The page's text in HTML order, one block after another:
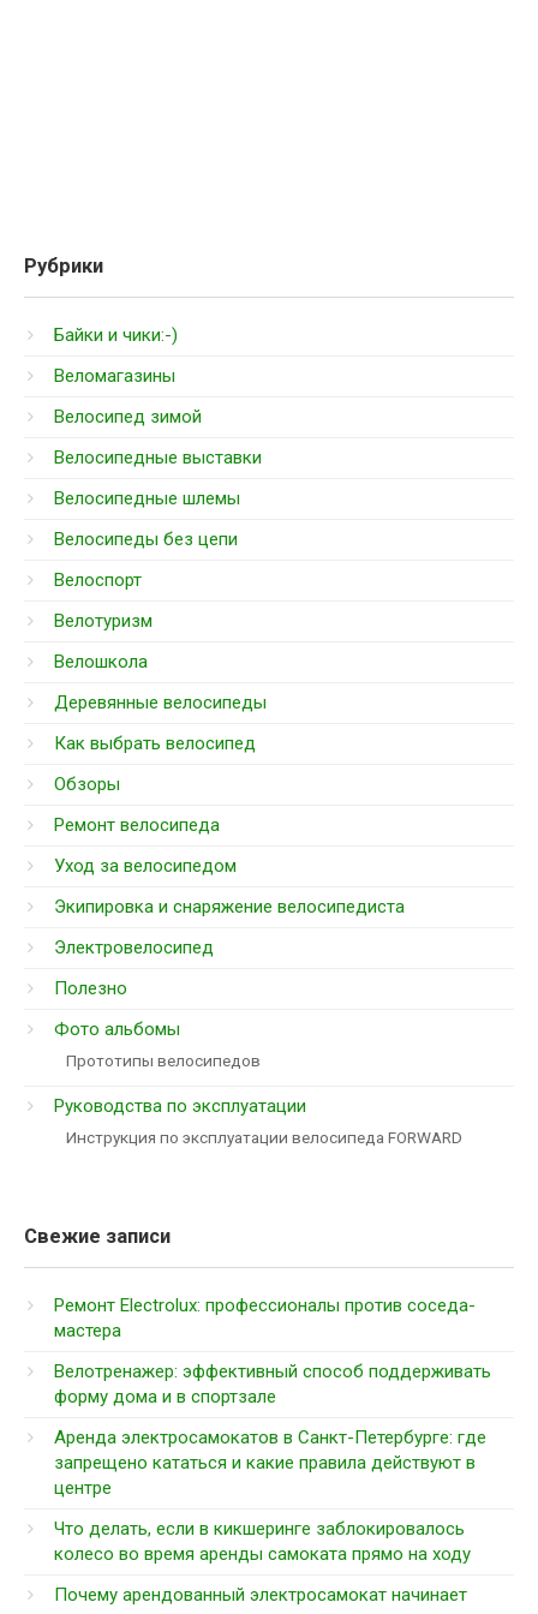
Рубрики
Байки и чики:-)
Веломагазины
Велосипед зимой
Велосипедные выставки
Велосипедные шлемы
Велосипеды без цепи
Велоспорт
Велотуризм
Велошкола
Деревянные велосипеды
Как выбрать велосипед
Обзоры
Ремонт велосипеда
Уход за велосипедом
Экипировка и снаряжение велосипедиста
Электровелосипед
Полезно
Фото альбомы
Прототипы велосипедов
Руководства по эксплуатации
Инструкция по эксплуатации велосипеда FORWARD
Свежие записи
Ремонт Electrolux: профессионалы против соседа-
мастера
Велотренажер: эффективный способ поддерживать
форму дома и в спортзале
Аренда электросамокатов в Санкт-Петербурге: где
запрещено кататься и какие правила действуют в
центре
Что делать, если в кикшеринге заблокировалось
колесо во время аренды самоката прямо на ходу
Почему арендованный электросамокат начинает